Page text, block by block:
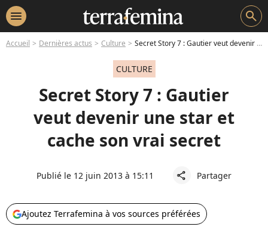
menu search
Accueil Dernières actus Culture Secret Story 7 : Gautier veut devenir une star et cache son vrai secret
CULTURE
Secret Story 7 : Gautier
veut devenir une star et
cache son vrai secret
Publié le 12 juin 2013 à 15:11 share Partager
Ajoutez Terrafemina à vos sources préférées